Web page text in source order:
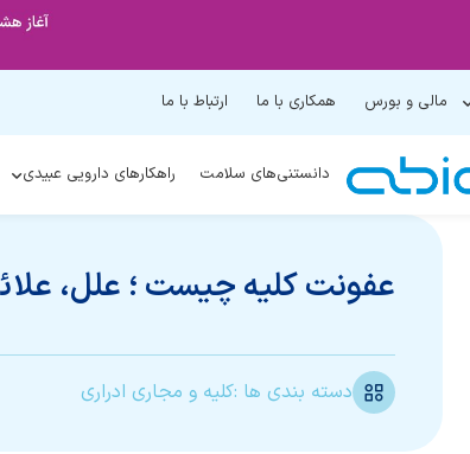
مالی و بورس همکاری با ما ارتباط با ما
دانستنی‌های سلامت راهکارهای دارویی عبیدی
عفونت کلیه چیست ؛ علل،
دسته بندی ها :کلیه و مجاری ادراری